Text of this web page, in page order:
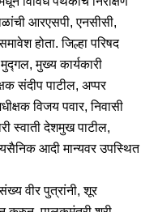
आरएसपी, एनसीसी,
होता. जिल्हा परिषद
मुख्य कार्यकारी
संदीप पाटील, अप्पर
विजय पवार, निवासी
स्वाती देशमुख पाटील,
आदी मान्यवर उपस्थित
वीर पुत्रांनी, शूर